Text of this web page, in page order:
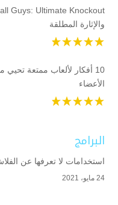
والإثارة المطلقة
10 أفكار لألعاب ممتعة تحيي
الأعضاء
البرامج
استخدامات لا تعرفها عن
24 مايو، 2021